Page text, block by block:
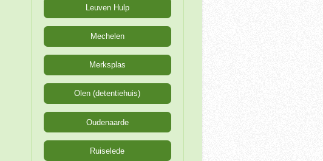
Leuven Hulp
Mechelen
Merksplas
Olen (detentiehuis)
Oudenaarde
Ruiselede